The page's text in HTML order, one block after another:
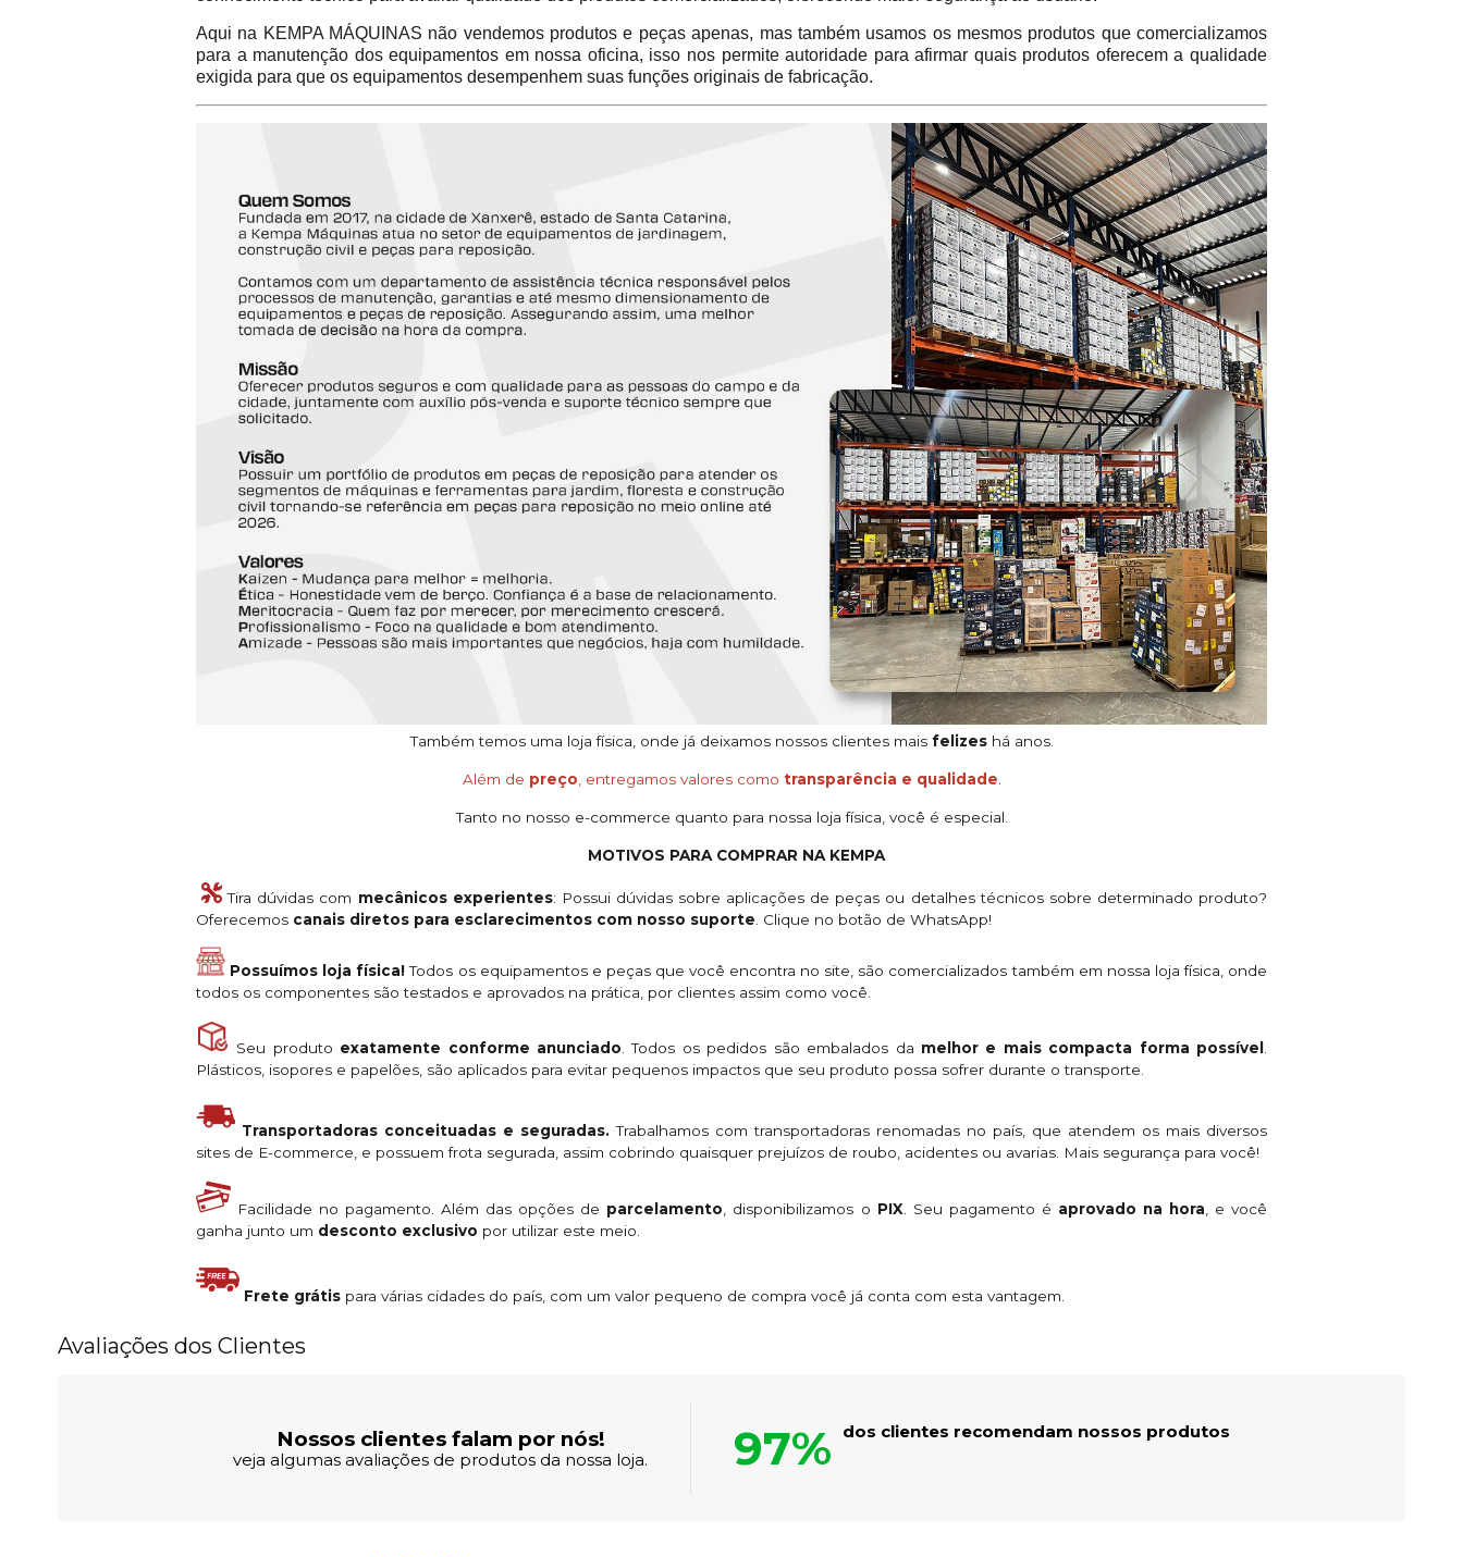
Aqui na KEMPA MÁQUINAS não vendemos produtos e peças apenas, mas também usamos os mesmos produtos que comercializamos
para a manutenção dos equipamentos em nossa oficina, isso nos permite autoridade para afirmar quais produtos oferecem a qualidade
exigida para que os equipamentos desempenhem suas funções originais de fabricação.
Também temos uma loja física, onde já deixamos nossos clientes mais felizeshá anos.
Além de preço, entregamos valores como transparência e qualidade.
Tanto no nosso e-commerce quanto para nossa loja física, você é especial.
MOTIVOS PARA COMPRAR NA KEMPA
Tira dúvidas com mecânicos experientes: Possui dúvidas sobre aplicações de peças ou detalhes técnicos sobre determinado produto?
Oferecemos canais diretos para esclarecimentos com nosso suporte. Clique no botão de WhatsApp!
Possuímos loja física!Todos os equipamentos e peças que você encontra no site, são comercializados também em nossa loja física, onde
todos os componentes são testados e aprovados na prática, por clientes assim como você.
Seu produto exatamente conforme anunciado. Todos os pedidos são embalados da melhor e mais compacta forma possível .
Plásticos, isopores e papelões, são aplicados para evitar pequenos impactos que seu produto possa sofrer durante o transporte.
Transportadoras conceituadas e seguradas. Trabalhamos com transportadoras renomadas no país, que atendem os mais diversos
sites de E-commerce, e possuem frota segurada, assim cobrindo quaisquer prejuízos de roubo, acidentes ou avarias. Mais segurança para você!
Facilidade no pagamento. Além das opções de parcelamento, disponibilizamos o PIX. Seu pagamento é aprovado na hora, e você
ganha junto um desconto exclusivo por utilizar este meio.
Frete grátis para várias cidades do país, com um valor pequeno de compra você já conta com esta vantagem.
Avaliações dos Clientes
Nossos clientes falam por nós!
veja algumas avaliações de produtos da nossa loja. 97% dos clientes recomendam nossos produtos